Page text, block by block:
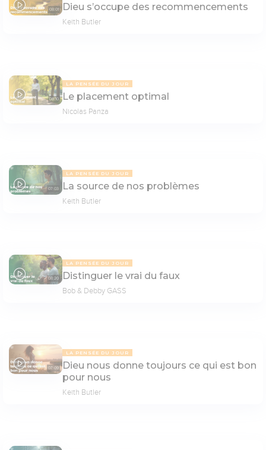
08:01 Dieu s’occupe des recommencements
Keith Butler
08:10
LA PENSÉE DU JOUR
Le placement optimal
Nicolas Panza
07:03
LA PENSÉE DU JOUR
La source de nos problèmes
Keith Butler
08:20
LA PENSÉE DU JOUR
Distinguer le vrai du faux
Bob & Debby GASS
07:09
LA PENSÉE DU JOUR
Dieu nous donne toujours ce qui est bon
pour nous
Keith Butler